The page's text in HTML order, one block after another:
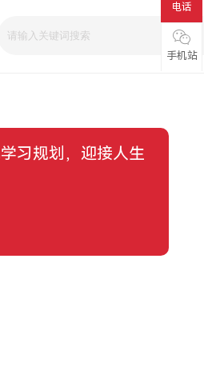
习规划，迎接人生
电话
手机站